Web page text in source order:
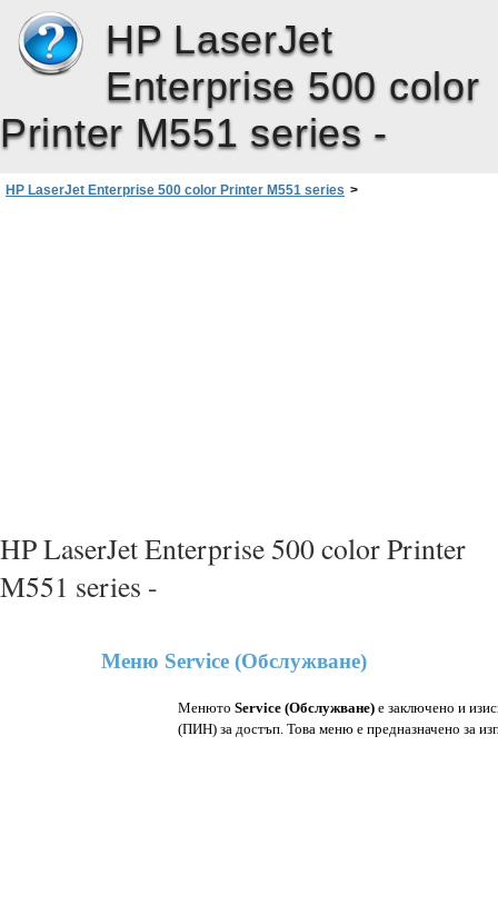
HP LaserJet
Enterprise 500 color
Printer M551 series -
HP LaserJet Enterprise 500 color Printer M551 series >
HP LaserJet Enterprise 500 color Printer
M551 series -
Меню Service (Обслужване)
Менюто Service (Обслужване) e заключено и
(ПИН) за достъп. Това меню е предназначено за